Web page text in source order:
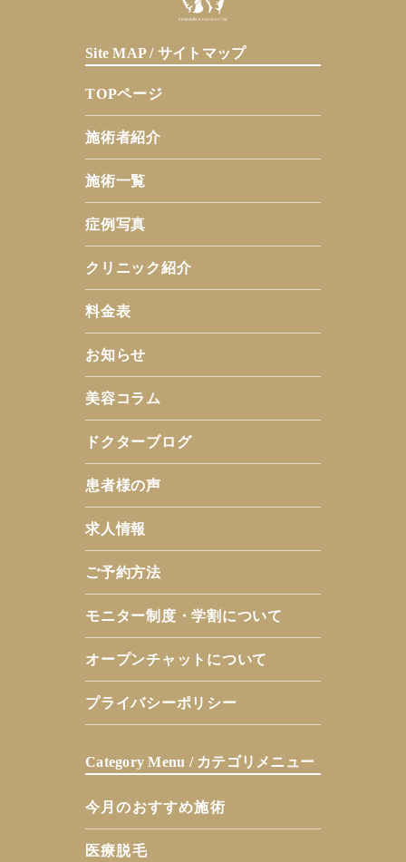
Site MAP / サイトマップ
TOPページ
施術者紹介
施術一覧
症例写真
クリニック紹介
料金表
お知らせ
美容コラム
ドクターブログ
患者様の声
求人情報
ご予約方法
モニター制度・学割について
オープンチャットについて
プライバシーポリシー
Category Menu / カテゴリメニュー
今月のおすすめ施術
医療脱毛